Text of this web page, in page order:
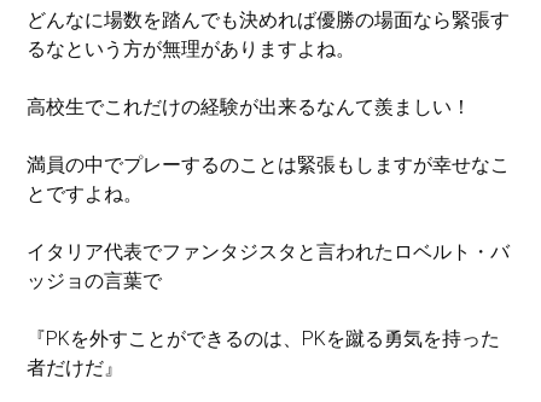
どんなに場数を踏んでも決めれば優勝の場面なら緊張す
るなという方が無理がありますよね。
高校生でこれだけの経験が出来るなんて羨ましい！
満員の中でプレーするのことは緊張もしますが幸せなこ
とですよね。
イタリア代表でファンタジスタと言われたロベルト・バ
ッジョの言葉で
『PKを外すことができるのは、PKを蹴る勇気を持った
者だけだ』